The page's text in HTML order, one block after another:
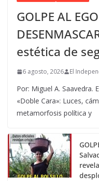
GOLPE AL
estética de
6 agosto, 2026 El
Por: Miguel A. Saavedra.
«Doble Cara»: Luces,
metamorfosis política y